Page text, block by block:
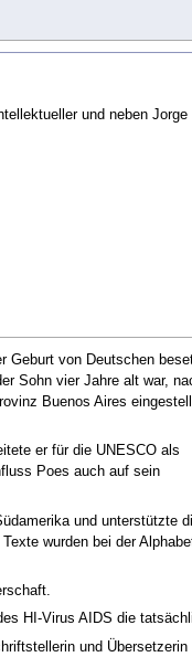
und neben
Geburt von Deutschen
Sohn vier Jahre alt war,
Buenos Aires
er für die UNESCO als
Poes auch auf sein
und unterstützte
wurden bei der
HI-Virus AIDS die
und